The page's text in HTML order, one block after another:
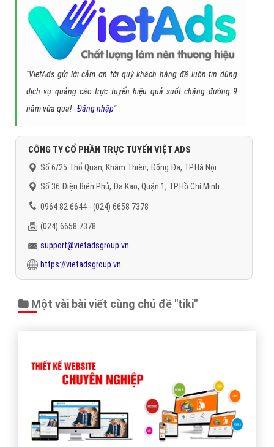
"VietAds gửi lời cảm ơn tới quý khách hàng đã luôn tin dùng
dịch vụ quảng cáo trực tuyến hiệu quả suốt chặng đường 9
năm vừa qua! -Đăng nhập"
CÔNG TY CỔ PHẦN TRỰC TUYẾN VIỆT ADS
Số 6/25 Thổ Quan, Khâm Thiên, Đống Đa, TP.Hà Nội
Số 36 Điện Biên Phủ, Đa Kao, Quận 1, TP.Hồ Chí Minh
0964 82 6644 - (024) 6658 7378
(024) 6658 7378
support@vietadsgroup.vn
https://vietadsgroup.vn
Một vài bài viết cùng chủ đề "tiki"